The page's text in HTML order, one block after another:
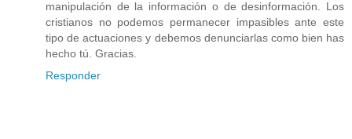
manipulación de la información o de desinformación. Los
cristianos no podemos permanecer impasibles ante este
tipo de actuaciones y debemos denunciarlas como bien has
hecho tú. Gracias.
Responder